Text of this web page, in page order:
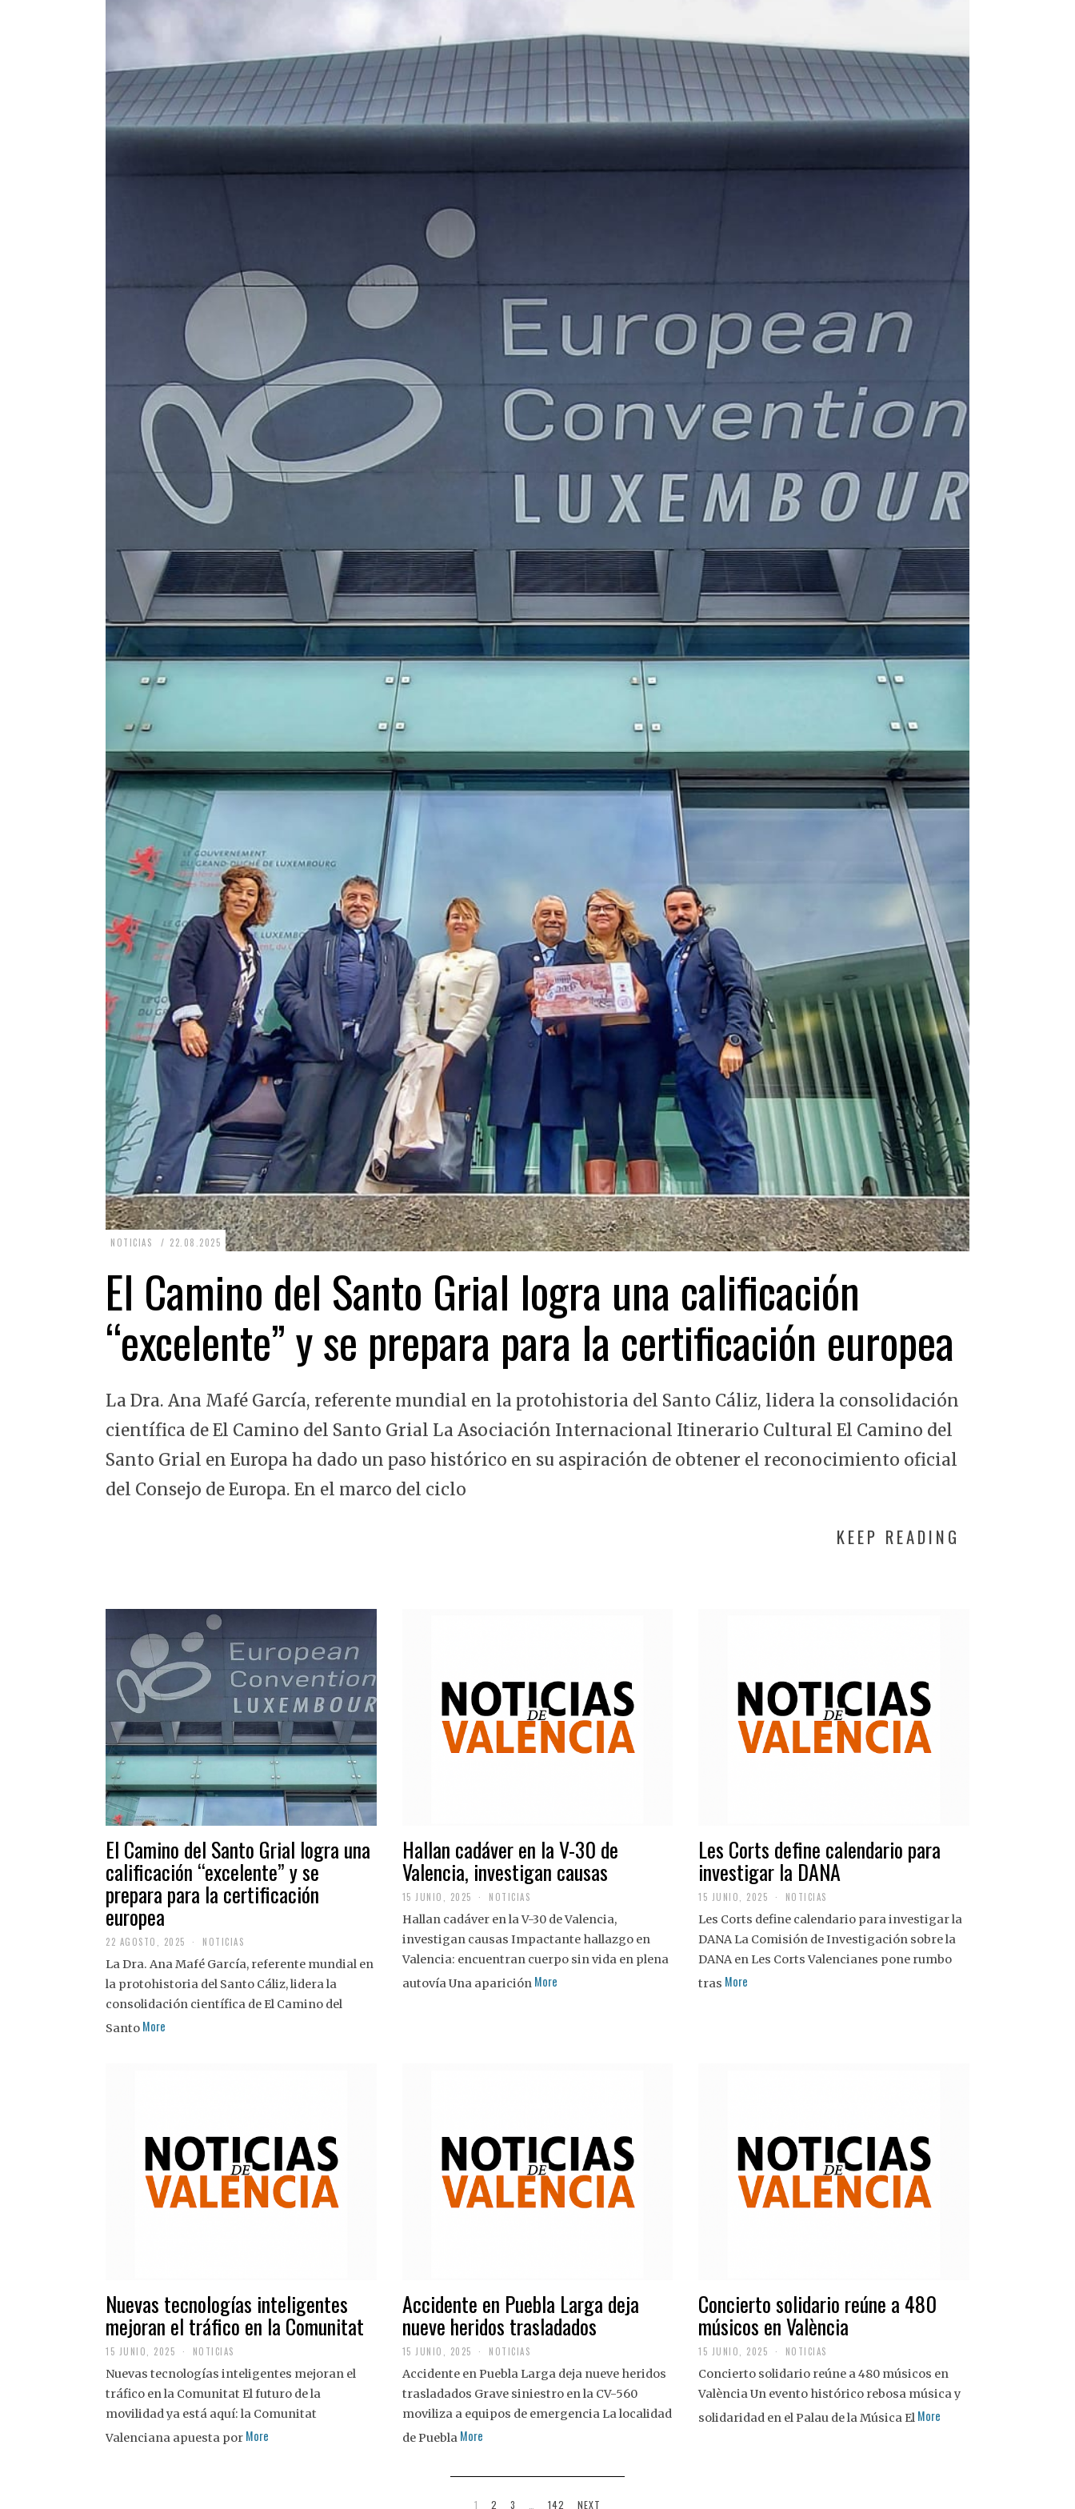
NOTICIAS 22.08.2025 2
.
0
0
2
El Camino del Santo Grial logra una calificación
“excelente” y se prepara para la certificación europea
La Dra. Ana Mafé García, referente mundial en la protohistoria del Santo Cáliz, lidera la consolidación
científica de El Camino del Santo Grial La Asociación Internacional Itinerario Cultural El Camino del
Santo Grial en Europa ha dado un paso histórico en su aspiración de obtener el reconocimiento oficial
del Consejo de Europa. En el marco del ciclo
KEEP READING
El Camino del Santo Grial logra una
calificación “excelente” y se
prepara para la certificación
europea
22 AGOSTO, 2025
A
G
O
S
NOTICIAS
La Dra. Ana Mafé García, referente mundial en
la protohistoria del Santo Cáliz, lidera la
consolidación científica de El Camino del
Santo More
Hallan cadáver en la V-30 de
Valencia, investigan causas
15 JUNIO, 2025 NOTICIAS
Hallan cadáver en la V-30 de Valencia,
investigan causas Impactante hallazgo en
Valencia: encuentran cuerpo sin vida en plena
autovía Una aparición More
Les Corts define calendario para
investigar la DANA
15 JUNIO, 2025 NOTICIAS
Les Corts define calendario para investigar la
DANA La Comisión de Investigación sobre la
DANA en Les Corts Valencianes pone rumbo
tras More
Nuevas tecnologías inteligentes
mejoran el tráfico en la Comunitat
15 JUNIO, 2025 NOTICIAS
Nuevas tecnologías inteligentes mejoran el
tráfico en la Comunitat El futuro de la
movilidad ya está aquí: la Comunitat
Valenciana apuesta por More
Accidente en Puebla Larga deja
nueve heridos trasladados
15 JUNIO, 2025 NOTICIAS
Accidente en Puebla Larga deja nueve heridos
trasladados Grave siniestro en la CV-560
moviliza a equipos de emergencia La localidad
de Puebla More
Concierto solidario reúne a 480
músicos en València
15 JUNIO, 2025 NOTICIAS
Concierto solidario reúne a 480 músicos en
València Un evento histórico rebosa música y
solidaridad en el Palau de la Música El More
1 2 3 … 142 NEXT